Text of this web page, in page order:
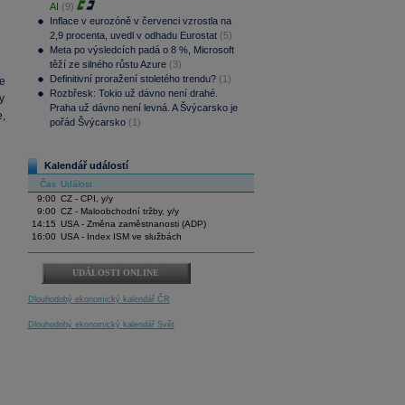
AI (9)
Inflace v eurozóně v červenci vzrostla na
2,9 procenta, uvedl v odhadu Eurostat (5)
Meta po výsledcích padá o 8 %, Microsoft
těží ze silného růstu Azure (3)
Definitivní proražení stoletého trendu? (1)
Rozbřesk: Tokio už dávno není drahé.
Praha už dávno není levná. A Švýcarsko je
pořád Švýcarsko (1)
Kalendář událostí
Čas Událost
9:00 CZ - CPI, y/y
9:00 CZ - Maloobchodní tržby, y/y
14:15 USA - Změna zaměstnanosti (ADP)
16:00 USA - Index ISM ve službách
UDÁLOSTI ONLINE
Dlouhodobý ekonomický kalendář ČR
Dlouhodobý ekonomický kalendář Svět